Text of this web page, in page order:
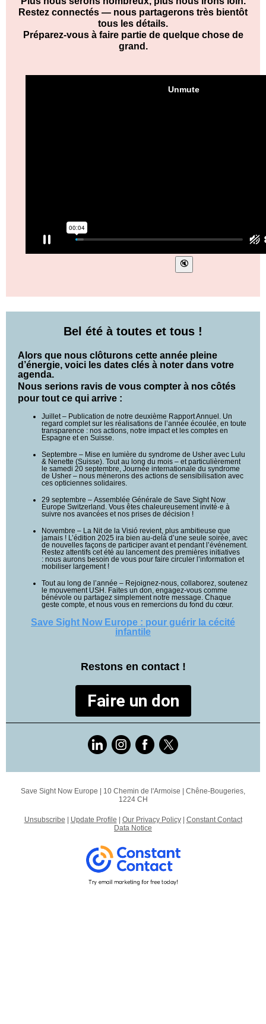
Restez connectés — nous partagerons très bientôt
tous les détails.
Préparez-vous à faire partie de quelque chose de
grand.
Bel été à toutes et tous !
Alors que nous clôturons cette année pleine
d’énergie, voici les dates clés à noter dans votre
agenda.
Nous serions ravis de vous compter à nos côtés
pour tout ce qui arrive :
Juillet – Publication de notre deuxième Rapport Annuel. Un
regard complet sur les réalisations de l’année écoulée, en toute
transparence : nos actions, notre impact et les comptes en
Espagne et en Suisse.
Septembre – Mise en lumière du syndrome de Usher avec Lulu
& Nenette (Suisse). Tout au long du mois – et particulièrement
le samedi 20 septembre, Journée internationale du syndrome
de Usher – nous mènerons des actions de sensibilisation avec
ces opticiennes solidaires.
29 septembre – Assemblée Générale de Save Sight Now
Europe Switzerland. Vous êtes chaleureusement invité·e à
suivre nos avancées et nos prises de décision !
Novembre – La Nit de la Visió revient, plus ambitieuse que
jamais ! L’édition 2025 ira bien au-delà d’une seule soirée, avec
de nouvelles façons de participer avant et pendant l’événement.
Restez attentifs cet été au lancement des premières initiatives
: nous aurons besoin de vous pour faire circuler l’information et
mobiliser largement !
Tout au long de l’année – Rejoignez-nous, collaborez, soutenez
le mouvement USH. Faites un don, engagez-vous comme
bénévole ou partagez simplement notre message. Chaque
geste compte, et nous vous en remercions du fond du cœur.
Save Sight Now Europe : pour guérir la cécité
infantile
Restons en contact !
Faire un don
Save Sight Now Europe | 10 Chemin de l'Armoise
Chêne-Bougeries,
1224 CH
Unsubscribe Update Profile Our Privacy Policy| Constant Contact
Data Notice